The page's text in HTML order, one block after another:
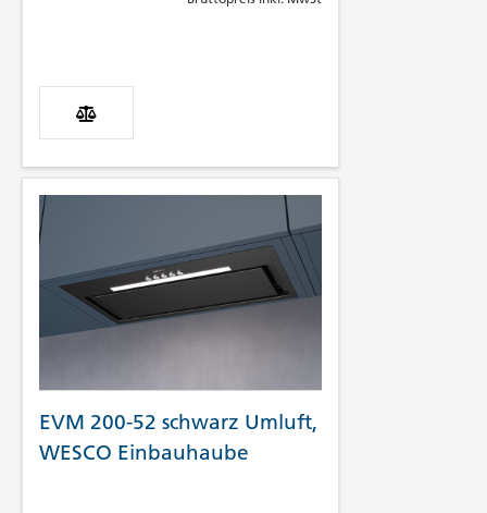
EVM 200-52 schwarz Umluft,
WESCO Einbauhaube